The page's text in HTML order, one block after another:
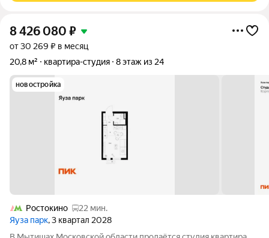
8 426 080 ₽
от 30 269 ₽ в месяц
20,8 м²
квартира-студия 8 этаж из 24
новостройка
Ростокино
22 мин.
Яуза парк, 3 квартал 2028